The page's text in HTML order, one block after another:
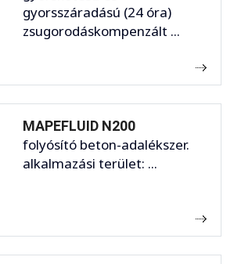
gyorsszáradású (24 óra)
zsugorodáskompenzált ...
MAPEFLUID N200
folyósító beton-adalékszer.
alkalmazási terület: ...